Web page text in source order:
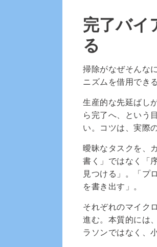
完了バイ
る
掃除がなぜそんな
ニズムを借用でき
生産的な先延ばし
ら完了へ、という
い。コツは、実際
曖昧なタスクを、
書く」ではなく「
見つける」。「プ
を書き出す」。
それぞれのマイク
進む。本質的には
ラソンではなく、